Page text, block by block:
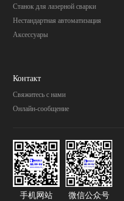
Станок для лазерной сварки
Нестандартная автоматизация
Аксессуары
Контакт
Свяжитесь с нами
Онлайн-сообщение
手机网站 微信公众号